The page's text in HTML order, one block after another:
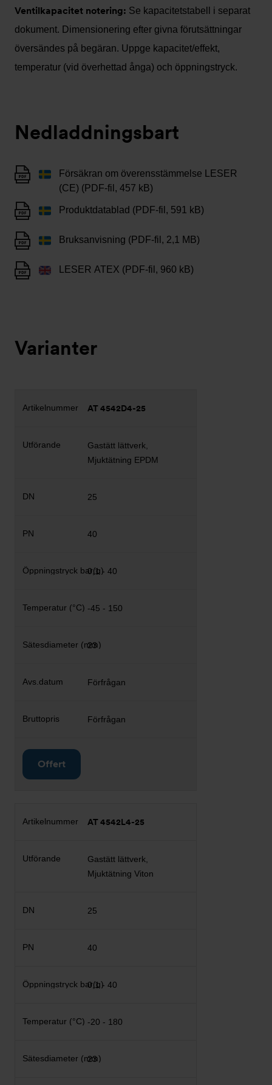
Ventilkapacitet notering: Se kapacitetstabell i separat
dokument. Dimensionering efter givna förutsättningar
översändes på begäran. Uppge kapacitet/effekt,
temperatur (vid överhettad ånga) och öppningstryck.
Nedladdningsbart
Försäkran om överensstämmelse LESER
(CE) (PDF-fil, 457 kB)
Produktdatablad (PDF-fil, 591 kB)
Bruksanvisning (PDF-fil, 2,1 MB)
LESER ATEX (PDF-fil, 960 kB)
Varianter
AT 4542D4-25
Gastätt lättverk,
Mjuktätning EPDM
25
40
0,1 - 40
-45 - 150
23
Förfrågan
Förfrågan
Offert
AT 4542L4-25
Gastätt lättverk,
Mjuktätning Viton
25
40
0,1 - 40
-20 - 180
23